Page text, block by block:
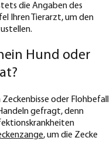
die Angaben des
Ihren Tierarzt, um den
Hund oder
oder Flohbefall
gefragt, denn
, um die Zecke